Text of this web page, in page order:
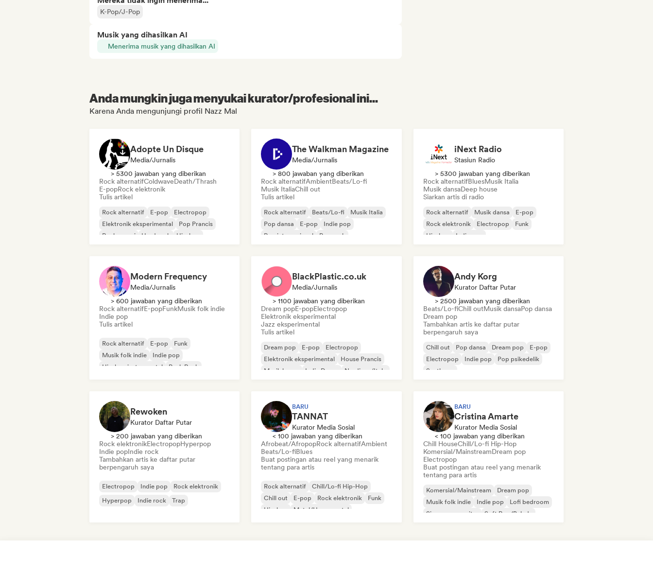
K-Pop/J-Pop
Musik yang dihasilkan AI
Menerima musik yang dihasilkan AI
Anda mungkin juga menyukai kurator/profesional ini...
Karena Anda mengunjungi profil Nazz Mal
Adopte Un Disque
Media/Jurnalis
> 5300 jawaban yang diberikan
Rock alternatifColdwaveDeath/Thrash
E-popRock elektronik
Tulis artikel
Rock alternatif E-pop
Electropop
Elektronik eksperimental
Pop Prancis
Rock garasi
Hard rock Hip-hop
The Walkman Magazine
Media/Jurnalis
> 800 jawaban yang diberikan
Rock alternatifAmbientBeats/Lo-fi
Musik ItaliaChill out
Tulis artikel
Rock alternatif Beats/Lo-fi
Musik Italia
Pop dansa
E-pop
Indie pop
Pop internasional
Pop rock
iNext Radio
Stasiun Radio
> 5300 jawaban yang diberikan
Rock alternatifBluesMusik Italia
Musik dansaDeep house
Siarkan artis di radio
Rock alternatif Musik dansa
E-pop
Rock elektronik
Electropop
Funk
Hip-hop
Indie pop
Modern Frequency
Media/Jurnalis
> 600 jawaban yang diberikan
Rock alternatifE-popFunkMusik folk indie
Indie pop
Tulis artikel
Rock alternatif E-pop
Funk
Musik folk indie
Indie pop
Hip-hop instrumental
Punk Rock
BlackPlastic.co.uk
Media/Jurnalis
> 1100 jawaban yang diberikan
Dream popE-popElectropop
Elektronik eksperimental
Jazz eksperimental
Tulis artikel
Dream pop E-pop
Electropop
Elektronik eksperimental
House Prancis
Musik house
Indie Dance Nu-disco/Italo
Andy Korg
Kurator Daftar Putar
> 2500 jawaban yang diberikan
Beats/Lo-fiChill outMusik dansaPop dansa
Dream pop
Tambahkan artis ke daftar putar
berpengaruh saya
Chill out Pop dansa Dream pop
E-pop
Electropop
Indie pop
Pop psikedelik
Synthpop
Rewoken
Kurator Daftar Putar
> 200 jawaban yang diberikan
Rock elektronikElectropopHyperpop
Indie popIndie rock
Tambahkan artis ke daftar putar
berpengaruh saya
Electropop Indie pop
Rock elektronik
Hyperpop
Indie rock Trap
BARU
TANNAT
Kurator Media Sosial
< 100 jawaban yang diberikan
Afrobeat/AfropopRock alternatifAmbient
Beats/Lo-fiBlues
Buat postingan atau reel yang menarik
tentang para artis
Rock alternatif
Chill/Lo-fi Hip-Hop
Chill out
E-pop Rock elektronik
Funk
Hip-hop
Metal/Heavy metal
BARU
Cristina Amarte
Kurator Media Sosial
< 100 jawaban yang diberikan
Chill HouseChill/Lo-fi Hip-Hop
Komersial/MainstreamDream pop
Electropop
Buat postingan atau reel yang menarik
tentang para artis
Komersial/Mainstream
Dream pop
Musik folk indie
Indie pop
Lofi bedroom
Singer-songwriter
Soft Pop/Balada